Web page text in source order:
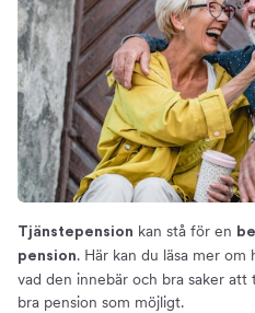
tjänstepension?
Så kan du påverka din
Så mycket bör du ha i
Så placeras pengarna
Avgifternas betydelse
Flytta tjänstepensionen
Löneväxla - lönsamt
Ta ut tjänstepension –
Tjänstepension kan stå för en
pension. Här kan du läsa mer om
vad den innebär och bra saker att
bra pension som möjligt.